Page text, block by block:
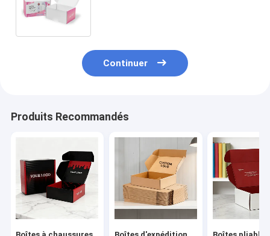
Continuer
Produits Recommandés